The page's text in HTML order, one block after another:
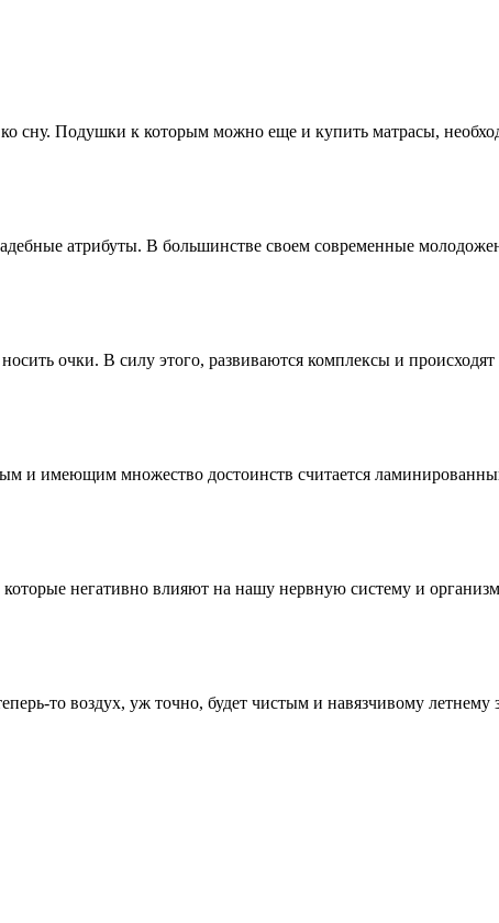
сну. Подушки к которым можно еще и купить матрасы,
атрибуты. В большинстве своем современные
очки. В силу этого, развиваются комплексы и
имеющим множество достоинств считается
негативно влияют на нашу нервную систему и
то воздух, уж точно, будет чистым и навязчивому